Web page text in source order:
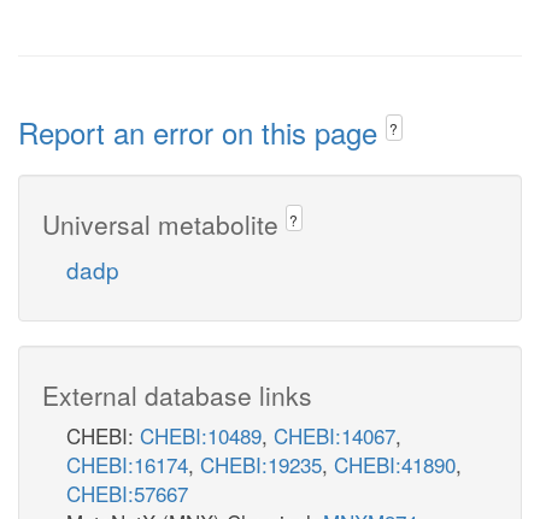
Report an error on this page ?
Universal metabolite ?
dadp
External database links
CHEBI: CHEBI:10489, CHEBI:14067,
CHEBI:16174, CHEBI:19235, CHEBI:41890,
CHEBI:57667